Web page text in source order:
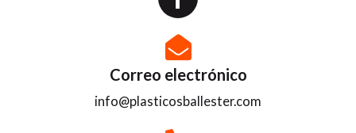
a
e
b
o
o
Correo electrónico
info@plasticosballester.com